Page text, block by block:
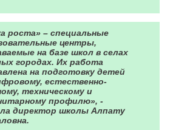
роста» – специальные
центры,
на базе школ в селах
городах. Их работа
на подготовку детей
естественно-
техническому и
профилю», -
директор школы Алпату